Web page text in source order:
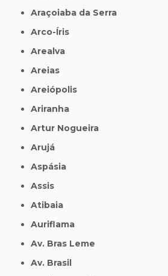
Araçoiaba da Serra
Arco-Íris
Arealva
Areias
Areiópolis
Ariranha
Artur Nogueira
Arujá
Aspásia
Assis
Atibaia
Auriflama
Av. Bras Leme
Av. Brasil